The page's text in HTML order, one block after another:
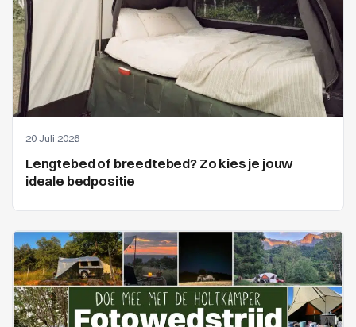
20 Juli 2026
Lengtebed of breedtebed? Zo kies je jouw
ideale bedpositie